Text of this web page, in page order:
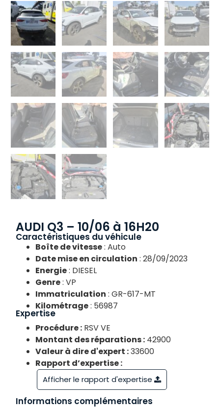
AUDI Q3 – 10/06 à 16H20
Caractéristiques du véhicule
Boîte de vitesse: Auto
Date mise en circulation : 28/09/2023
Energie: DIESEL
Genre: VP
Immatriculation : GR-617-MT
Kilométrage: 56987
Expertise
Procédure : RSV VE
Montant des réparations : 42900
Valeur à dire d'expert :33600
Rapport d’expertise :
Afficher le rapport d'expertise
Informations complémentaires